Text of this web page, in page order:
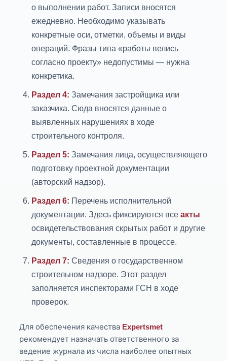
о выполнении работ. Записи вносятся
ежедневно. Необходимо указывать
конкретные оси, отметки, объемы и виды
операций. Фразы типа «работы велись
согласно проекту» недопустимы — нужна
конкретика.
Раздел 4: Замечания застройщика или
заказчика. Сюда вносятся данные о
выявленных нарушениях в ходе
строительного контроля.
Раздел 5: Замечания лица, осуществляющего
подготовку проектной документации
(авторский надзор).
Раздел 6: Перечень исполнительной
документации. Здесь фиксируются всеакты
освидетельствования скрытых работ и другие
документы, составленные в процессе.
Раздел 7: Сведения о государственном
строительном надзоре. Этот раздел
заполняется инспекторами ГСН в ходе
проверок.
Для обеспечения качества Expertsmet
рекомендует назначать ответственного за
ведение журнала из числа наиболее опытных